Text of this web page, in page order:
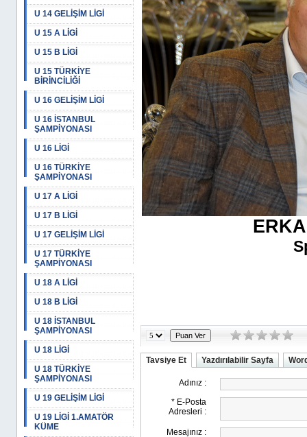
U 14 GELİŞİM LİGİ
U 15 A LİGİ
U 15 B LİGİ
U 15 TÜRKİYE
BİRİNCİLİĞİ
U 16 GELİŞİM LİGİ
U 16 İSTANBUL
ŞAMPİYONASI
U 16 LİGİ
U 16 TÜRKİYE
ŞAMPİYONASI
U 17 A LİGİ
U 17 B LİGİ
U 17 GELİŞİM LİGİ
U 17 TÜRKİYE
ŞAMPİYONASI
U 18 A LİGİ
U 18 B LİGİ
U 18 İSTANBUL
ŞAMPİYONASI
U 18 LİGİ
U 18 TÜRKİYE
ŞAMPİYONASI
U 19 GELİŞİM LİGİ
U 19 LİGİ 1.AMATÖR
KÜME
Tavsiye Et Yazdırılabilir Sayfa